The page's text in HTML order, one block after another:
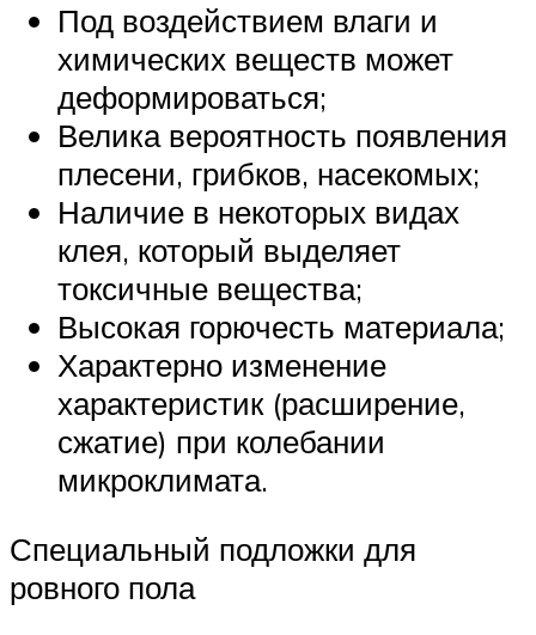
Под воздействием влаги и
химических веществ может
деформироваться;
Велика вероятность появления
плесени, грибков, насекомых;
Наличие в некоторых видах
клея, который выделяет
токсичные вещества;
Высокая горючесть материала;
Характерно изменение
характеристик (расширение,
сжатие) при колебании
микроклимата.
Специальный подложки для
ровного пола